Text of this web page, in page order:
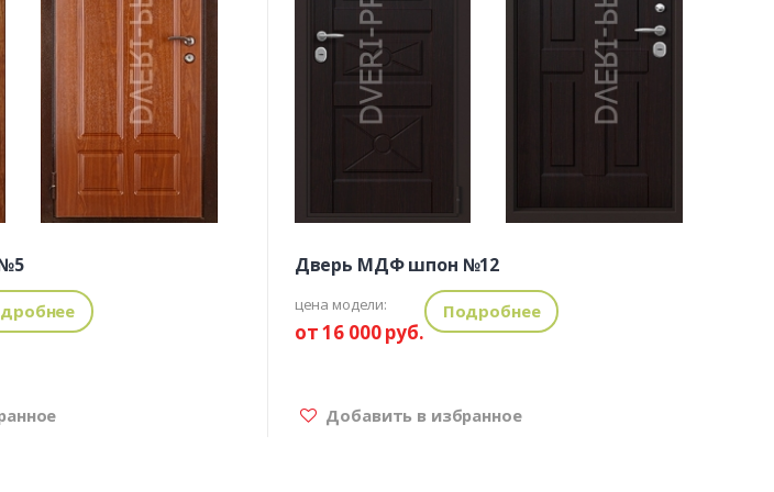
Дверь МДФ шпон №12
цена модели:
от 16 000 руб.
Подробнее
Добавить в избранное